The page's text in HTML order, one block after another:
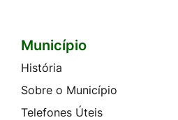
Seção do Rodapé e
Município
História
Sobre o Município
Telefones Úteis